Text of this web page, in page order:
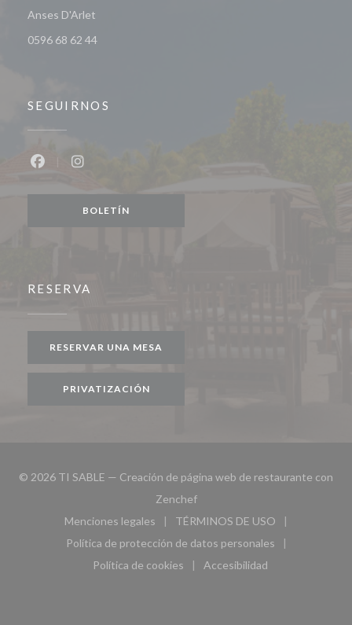
Anses D'Arlet
0596 68 62 44
SEGUIRNOS
BOLETÍN
RESERVA
RESERVAR UNA MESA
PRIVATIZACIÓN
© 2026 TI SABLE — Creación de página web de restaurante con
Zenchef((abre en una nueva ventana))
Menciones legales
((abre en una nueva ventana))
TÉRMINOS DE USO
((abre en una nueva
Política de protección de datos personales
((abre en una nueva ventana))
Política de cookies
((abre en una nueva ventana))
Accesibilidad